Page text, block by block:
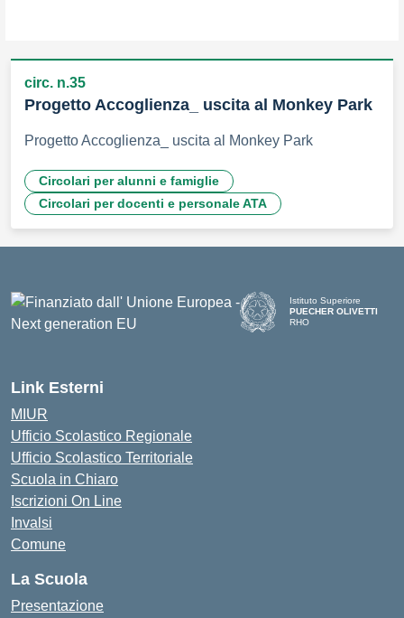
circ. n.35
Progetto Accoglienza_ uscita al Monkey Park
Progetto Accoglienza_ uscita al Monkey Park
Circolari per alunni e famiglie
Circolari per docenti e personale ATA
Istituto Superiore
PUECHER OLIVETTI
RHO
Link Esterni
MIUR
Ufficio Scolastico Regionale
Ufficio Scolastico Territoriale
Scuola in Chiaro
Iscrizioni On Line
Invalsi
Comune
La Scuola
Presentazione